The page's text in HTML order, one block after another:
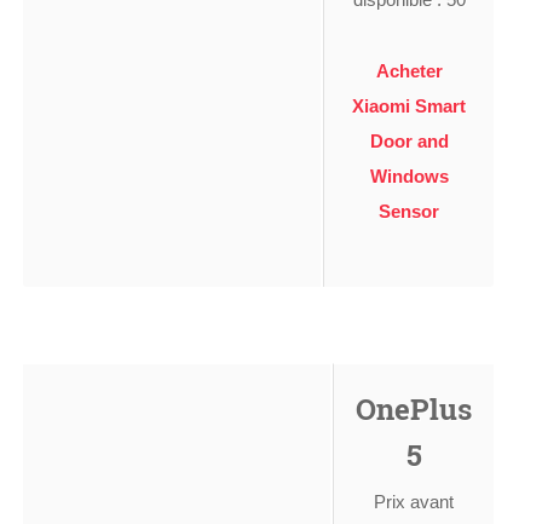
Acheter
Xiaomi Smart
Door and
Windows
Sensor
OnePlus
5
Prix avant